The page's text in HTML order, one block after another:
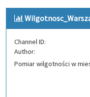
Channel ID:
Author:
Pomiar wilgotności w